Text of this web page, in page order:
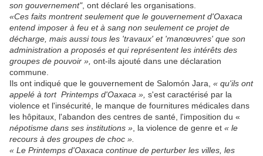
son gouvernement", ont déclaré les organisations.
«Ces faits montrent seulement que le gouvernement d'Oaxaca
entend imposer à feu et à sang non seulement ce projet de
décharge, mais aussi tous les 'travaux' et 'manœuvres' que son
administration a proposés et qui représentent les intérêts des
groupes de pouvoir », ont-ils ajouté dans une déclaration
commune.
Ils ont indiqué que le gouvernement de Salomón Jara, « qu'ils ont
appelé à tort Printemps d'Oaxaca », s'est caractérisé par la
violence et l'insécurité, le manque de fournitures médicales dans
les hôpitaux, l'abandon des centres de santé, l'imposition du «
népotisme dans ses institutions » , la violence de genre et « le
recours à des groupes de choc ».
« Le Printemps d'Oaxaca continue de perturber les villes, les